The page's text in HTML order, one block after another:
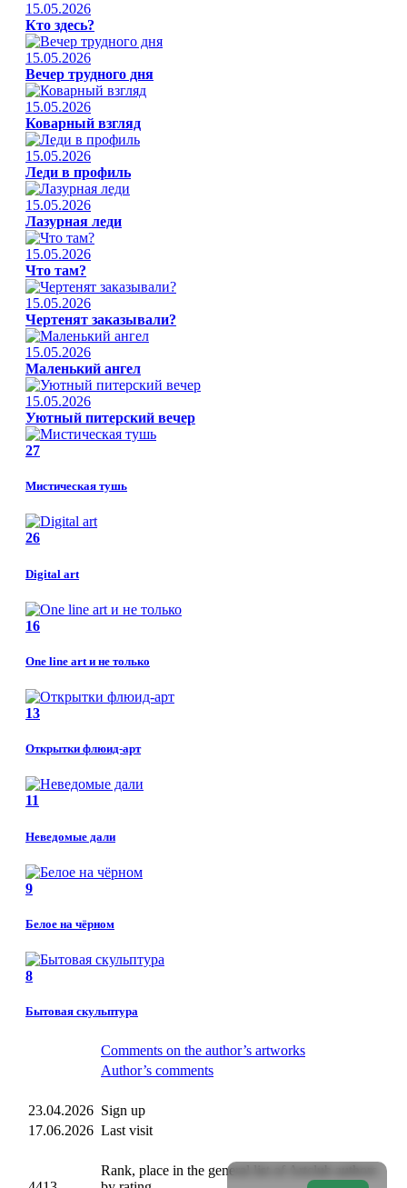
15.05.2026
Кто здесь?
15.05.2026
Вечер трудного дня
15.05.2026
Коварный взгляд
15.05.2026
Леди в профиль
15.05.2026
Лазурная леди
15.05.2026
Что там?
15.05.2026
Чертенят заказывали?
15.05.2026
Маленький ангел
15.05.2026
Уютный питерский вечер
27
Мистическая тушь
26
Digital art
16
One line art и не только
13
Открытки флюид-арт
11
Неведомые дали
9
Белое на чёрном
8
Бытовая скульптура
Comments on the author’s artworks
Author’s comments
23.04.2026 Sign up
17.06.2026 Last visit
Rank, place in the general list of Artclub authors